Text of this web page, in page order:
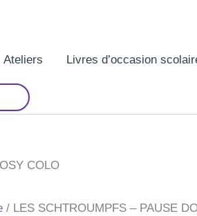
Ateliers Livres d’occasion
COLO
/ LES SCHTROUMPFS – PAUSE